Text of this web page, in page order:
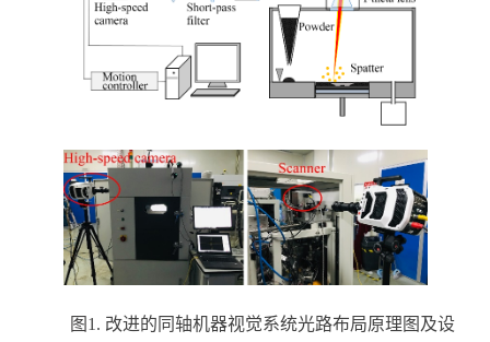
图 1. 改进的同轴机器视觉系统光路布局原理图及设